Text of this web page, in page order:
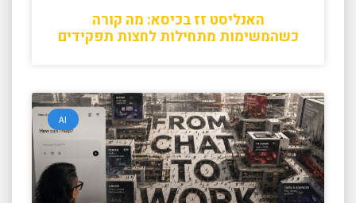
האנליסט זז בכיסא: מה קורה
כשהמשימות מתחילות לחצות תפקידים
AI